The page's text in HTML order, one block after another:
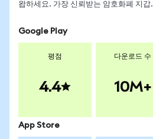
왑하세요. 가장 신뢰받는 암호화폐 지갑.
Google Play
평점
4.4
다운로드 수
10M+
App Store